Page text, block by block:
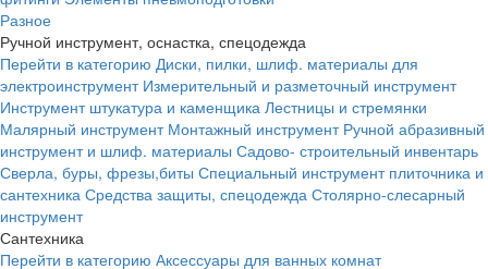
Разное
Ручной инструмент, оснастка, спецодежда
Перейти в категорию Диски, пилки, шлиф. материалы для
электроинструмент Измерительный и разметочный инструмент
Инструмент штукатура и каменщика Лестницы и стремянки
Малярный инструмент Монтажный инструмент Ручной абразивный
инструмент и шлиф. материалы Садово- строительный инвентарь
Сверла, буры, фрезы,биты Специальный инструмент плиточника и
сантехника Средства защиты, спецодежда Столярно-слесарный
инструмент
Сантехника
Перейти в категорию Аксессуары для ванных комнат